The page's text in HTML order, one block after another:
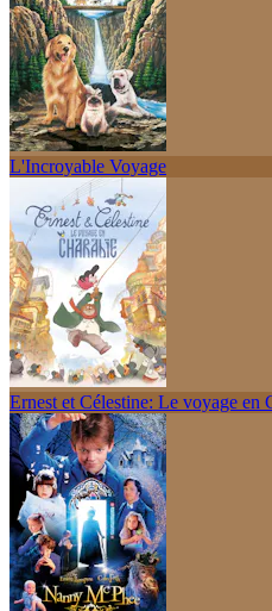
L'Incroyable Voyage
Ernest et Célestine: Le voyage en